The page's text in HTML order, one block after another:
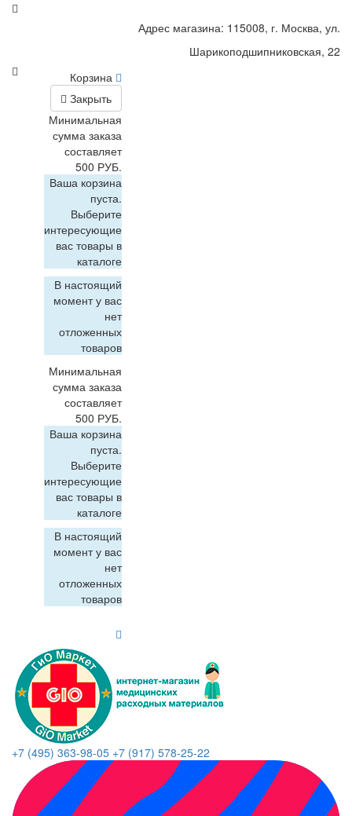
Адрес магазина: 115008, г. Москва, ул.
Шарикоподшипниковская, 22
Корзина
Закрыть
Минимальная
сумма заказа
составляет
500 РУБ.
Ваша корзина
пуста.
Выберите
интересующие
вас товары в
каталоге
В настоящий
момент у вас
нет
отложенных
товаров
Минимальная
сумма заказа
составляет
500 РУБ.
Ваша корзина
пуста.
Выберите
интересующие
вас товары в
каталоге
В настоящий
момент у вас
нет
отложенных
товаров
+7 (495) 363-98-05 +7 (917) 578-25-22